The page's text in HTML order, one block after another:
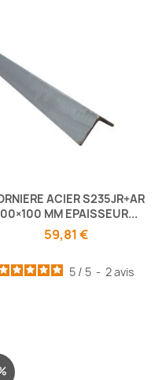
ACIER S235JR+AR
MM EPAISSEUR...
59,81 €
5 / 5 - 2avis